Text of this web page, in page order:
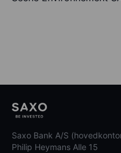
Saxo Bank A/S
Philip Heymans Alle 15